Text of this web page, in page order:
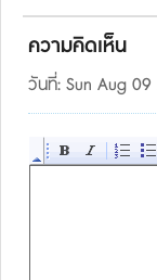
ความคิดเห็น
วันที่: Sun Aug